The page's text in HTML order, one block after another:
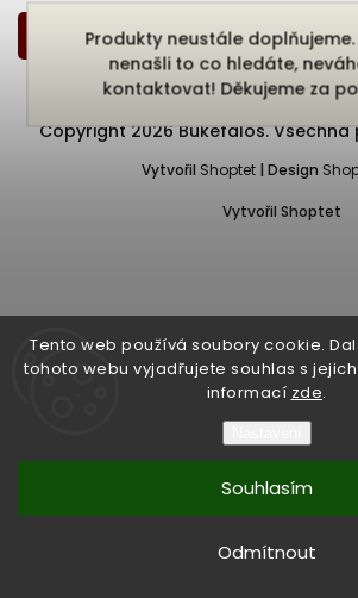
Tento web používá soubory cookie.
tohoto webu vyjadřujete souhlas s
informací zde.
Odmítnout
Souhlasím
Produkty neustále
nenašli to co hledáte,
kontaktovat! Děkujeme za
Zpět do obchodu
Vytvořil Shoptet
Copyright 2026 Bukefalos. Všechna
Vytvořil Shoptet | Design